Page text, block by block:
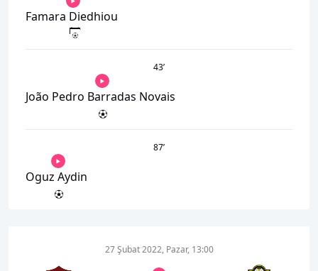
Famara Diedhiou
43’
João Pedro Barradas Novais
87’
Oguz Aydin
27 Şubat 2022, Pazar, 13:00